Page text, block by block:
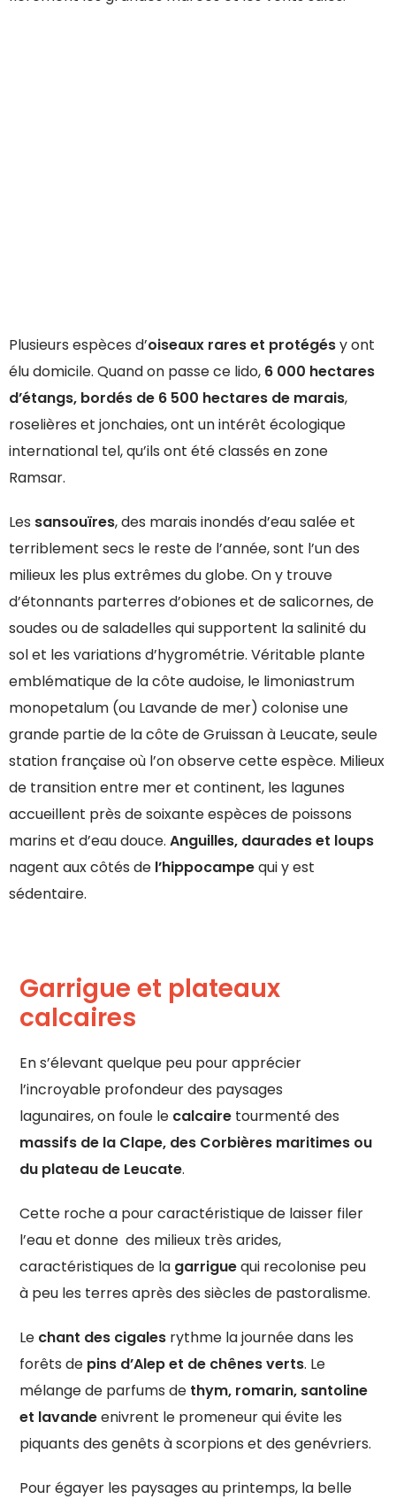
Plusieurs espèces d’oiseaux rares et protégésy ont
élu domicile. Quand on passe ce lido, 6 000 hectares
d’étangs, bordés de 6 500 hectares de marais,
roselières et jonchaies, ont un intérêt écologique
international tel, qu’ils ont été classés en zone
Ramsar.
Les sansouïres, des marais inondés d’eau salée et
terriblement secs le reste de l’année, sont l’un des
milieux les plus extrêmes du globe. On y trouve
d’étonnants parterres d’obiones et de salicornes, de
soudes ou de saladelles qui supportent la salinité du
sol et les variations d’hygrométrie. Véritable plante
emblématique de la côte audoise, le limoniastrum
monopetalum (ou Lavande de mer) colonise une
grande partie de la côte de Gruissan à Leucate, seule
station française où l’on observe cette espèce. Milieux
de transition entre mer et continent, les lagunes
accueillent près de soixante espèces de poissons
marins et d’eau douce. Anguilles, daurades et loups
nagent aux côtés de l’hippocampequi y est
sédentaire.
Garrigue et plateaux
calcaires
En s’élevant quelque peu pour apprécier
l’incroyable profondeur des paysages
lagunaires,on foule le calcaire tourmenté des
massifs de la Clape, des Corbières maritimes ou
du plateau de Leucate.
Cette roche a pour caractéristique de laisser filer
l’eau et donne des milieux très arides,
caractéristiques de la garriguequi recolonise peu
à peu les terres après des siècles de pastoralisme.
Le chant des cigales rythme la journée dans les
forêts de pins d’Alep et de chênes verts. Le
mélange de parfums de thym, romarin, santoline
et lavandeenivrent le promeneur qui évite les
piquants des genêts à scorpions et des genévriers.
Pour égayer les paysages au printemps, la belle